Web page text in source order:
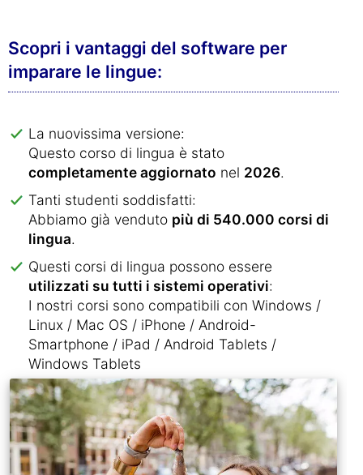
Scopri i vantaggi del software per
imparare le lingue:
La nuovissima versione:
Questo corso di lingua è stato
completamente aggiornato nel 2026.
Tanti studenti soddisfatti:
Abbiamo già venduto più di 540.000 corsi di
lingua.
Questi corsi di lingua possono essere
utilizzati su tutti i sistemi operativi:
I nostri corsi sono compatibili con Windows /
Linux / Mac OS / iPhone / Android-
Smartphone / iPad / Android Tablets /
Windows Tablets